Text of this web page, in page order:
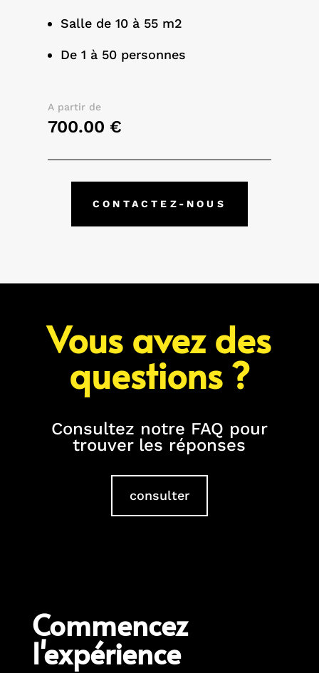
Salle de 10 à 55 m2
De 1 à 50 personnes
A partir de
700.00 €
CONTACTEZ-NOUS
Vous avez des
questions ?
Consultez notre FAQ pour
trouver les réponses
consulter
Commencez
l'expérience